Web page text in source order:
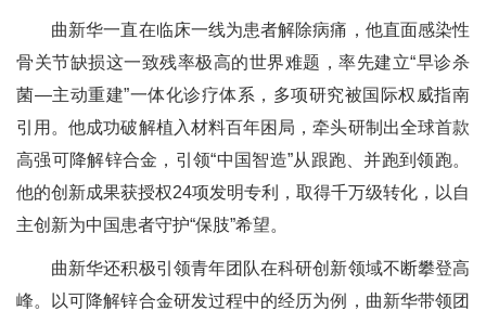
曲新华一直在临床一线为患者解除病痛，他直面感染性
骨关节缺损这一致残率极高的世界难题，率先建立“早诊杀
菌—主动重建”一体化诊疗体系，多项研究被国际权威指南
引用。他成功破解植入材料百年困局，牵头研制出全球首款
高强可降解锌合金，引领“中国智造”从跟跑、并跑到领跑。
他的创新成果获授权24项发明专利，取得千万级转化，以自
主创新为中国患者守护“保肢”希望。
曲新华还积极引领青年团队在科研创新领域不断攀登高
峰。以可降解锌合金研发过程中的经历为例，曲新华带领团